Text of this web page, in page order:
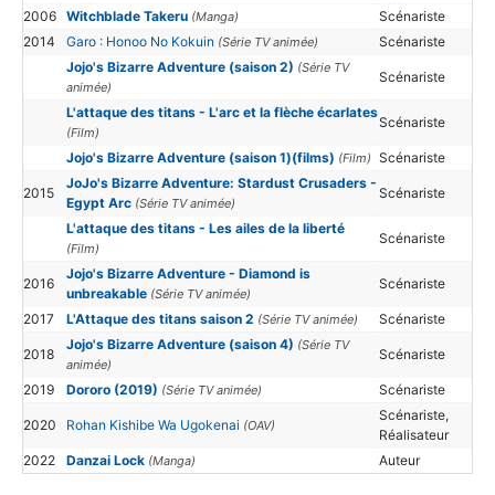
2006
Witchblade Takeru (Manga)
Scénariste
2014
Garo : Honoo No Kokuin (Série TV animée)
Scénariste
Jojo's Bizarre Adventure (saison 2) (Série TV
animée)
Scénariste
L'attaque des titans - L'arc et la flèche écarlates
(Film)
Scénariste
Jojo's Bizarre Adventure (saison 1)(films) (Film) Scénariste
2015
JoJo's Bizarre Adventure: Stardust Crusaders -
Egypt Arc (Série TV animée)
Scénariste
L'attaque des titans - Les ailes de la liberté
(Film)
Scénariste
2016
Jojo's Bizarre Adventure - Diamond is
unbreakable (Série TV animée)
Scénariste
2017 L'Attaque des titans saison 2 (Série TV animée) Scénariste
2018
Jojo's Bizarre Adventure (saison 4) (Série TV
animée)
Scénariste
2019 Dororo (2019) (Série TV animée) Scénariste
2020 Rohan Kishibe Wa Ugokenai (OAV)
Scénariste,
Réalisateur
2022
Danzai Lock (Manga) Auteur